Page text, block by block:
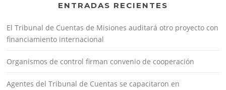
ENTRADAS RECIENTES
El Tribunal de Cuentas de Misiones auditará otro proyecto con
financiamiento internacional
Organismos de control firman convenio de cooperación
Agentes del Tribunal de Cuentas se capacitaron en